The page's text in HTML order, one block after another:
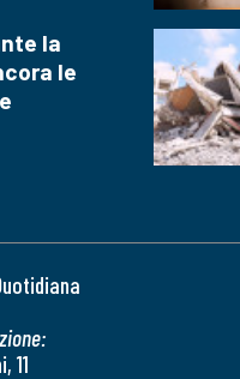
11
la
le